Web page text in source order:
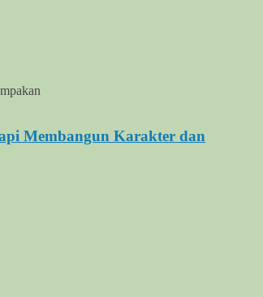
Membangun Karakter dan